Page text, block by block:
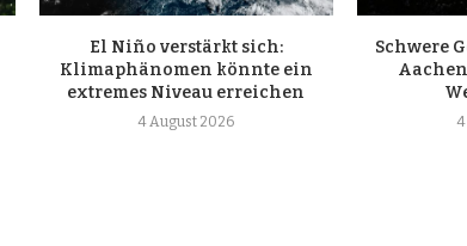
El Niño verstärkt sich:
Klimaphänomen könnte ein
extremes Niveau erreichen
4 August 2026
Schwere